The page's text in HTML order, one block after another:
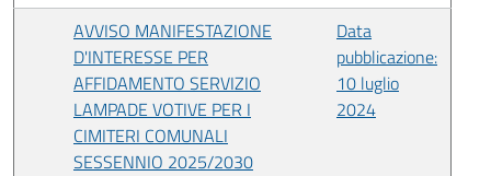
AVVISO MANIFESTAZIONE
D'INTERESSE PER
AFFIDAMENTO SERVIZIO
LAMPADE VOTIVE PER I
CIMITERI COMUNALI
SESSENNIO 2025/2030
Data
pubblicazione:
10 luglio
2024